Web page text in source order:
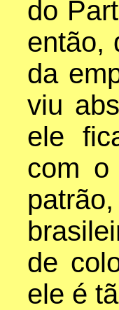
do
então,
da
viu
ele
com o
de
ele é